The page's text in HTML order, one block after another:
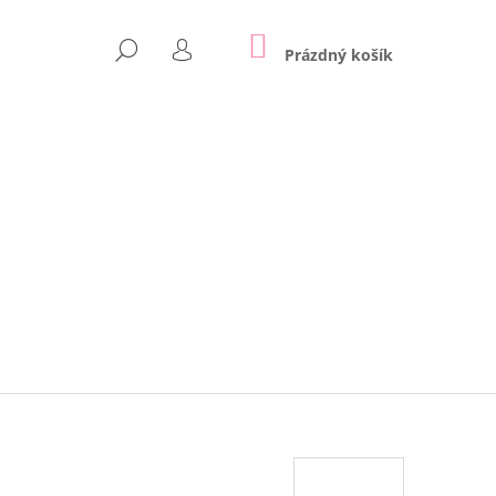
HLEDAT
PŘIHLÁŠENÍ
NÁKUPNÍ
KOŠÍK
Prázdný košík